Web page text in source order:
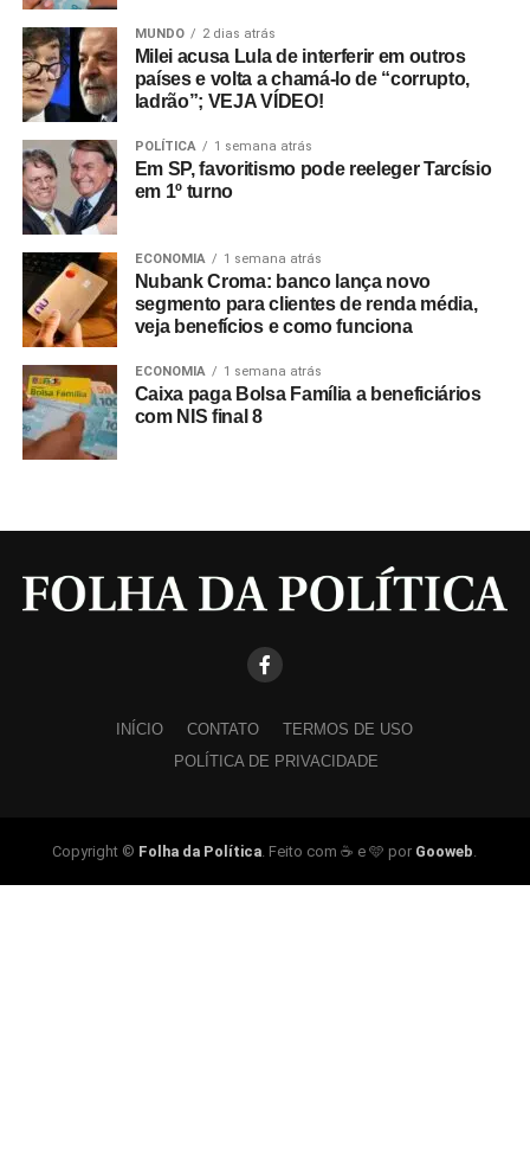
MUNDO 2 dias atrás
Milei acusa Lula de interferir em outros
países e volta a chamá-lo de “corrupto,
ladrão”; VEJA VÍDEO!
POLÍTICA 1 semana atrás
Em SP, favoritismo pode reeleger Tarcísio
em 1º turno
ECONOMIA 1 semana atrás
Nubank Croma: banco lança novo
segmento para clientes de renda média,
veja benefícios e como funciona
ECONOMIA 1 semana atrás
Caixa paga Bolsa Família a beneficiários
com NIS final 8
INÍCIO CONTATO
TERMOS DE USO
POLÍTICA DE PRIVACIDADE
Copyright © Folha da Política. Feito com ☕ e 🩵 por Gooweb.